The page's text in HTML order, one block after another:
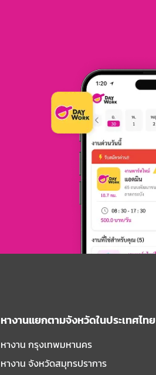
หางานแยกตามจังหวัดในประเทศไทย
หางาน กรุงเทพมหานคร
หางาน จังหวัดสมุทรปราการ